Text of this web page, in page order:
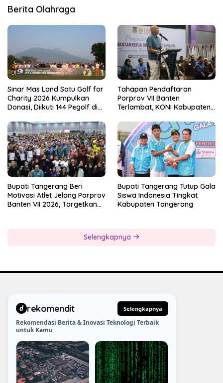
Berita Olahraga
Sinar Mas Land Satu Golf for
Charity 2026 Kumpulkan
Donasi, Diikuti 144 Pegolf di
Tahapan Pendaftaran
Porprov VII Banten
Terlambat, KONI Kabupaten
Kesiapan Panitia
Bupati Tangerang Beri
Motivasi Atlet Jelang Porprov
Banten VII 2026, Targetkan
Bupati Tangerang Tutup Gala
Siswa Indonesia Tingkat
Kabupaten Tangerang
Selengkapnya
d rekomendit Selengkapnya
Rekomendasi Berita & Inovasi Teknologi Terbaik
untuk Kamu